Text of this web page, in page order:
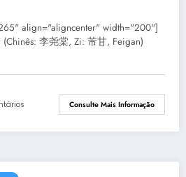
align="aligncenter" width="200"]
(Chinês: 李尧棠, Zi: 芾甘, Feigan)
Consulte Mais Informação